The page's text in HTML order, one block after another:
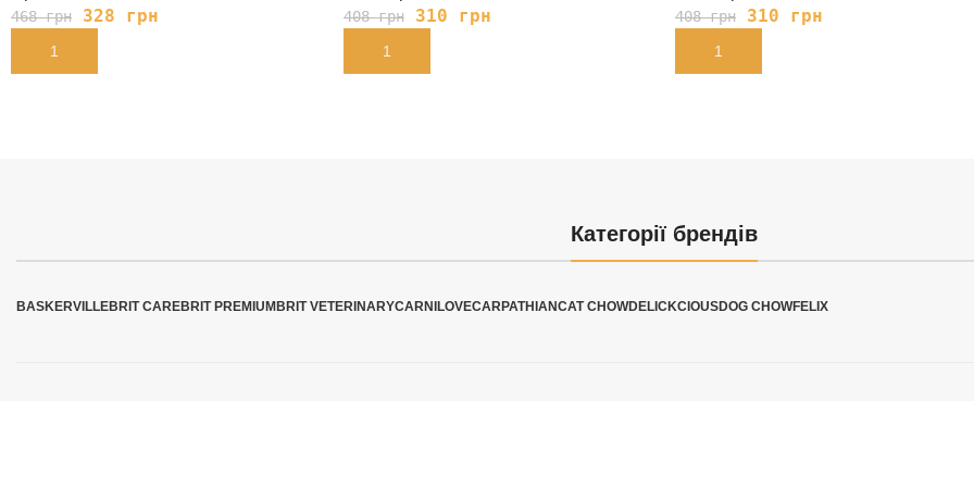
468грн 328 грн
В КОРЗИНУ
408грн 310 грн
В КОРЗИНУ
408грн 310 грн
В КОРЗИНУ
Категорії брендів
BASKERVILLEBRIT CAREBRIT PREMIUM BRIT VETERINARYCARNILOVECARPATHIANCAT CHOWDELICKCIOUSDOG CHOWFELIX